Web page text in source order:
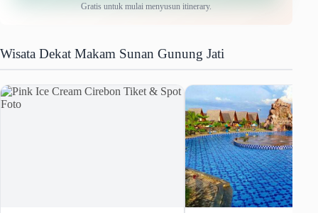
Gratis untuk mulai menyusun itinerary.
Wisata Dekat Makam Sunan Gunung Jati